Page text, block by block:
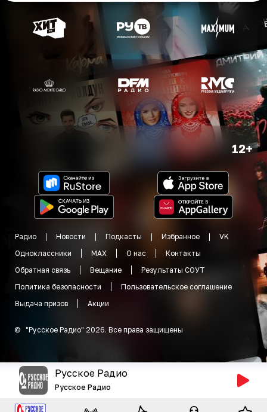
12+
Радио Новости Подкасты Избранное
VK
Одноклассники
MAX О нас
Контакты
Обратная связь
Вещание
Результаты СОУТ
Политика безопасности
Пользовательское соглашение
Выдача призов
Акции
© "Русское Радио" 2026. Все права защищены
Русское Радио
Русское Радио